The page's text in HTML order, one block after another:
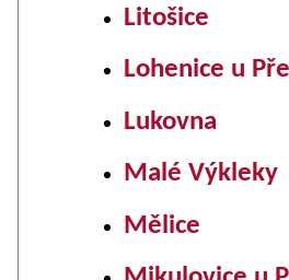
Litošice
Lohenice u
Lukovna
Malé Výkleky
Mělice